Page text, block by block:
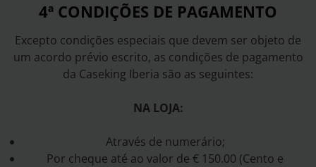
4ª CONDIÇÕES DE PAGAMENTO
Excepto condições especiais que devem ser objeto de
um acordo prévio escrito, as condições de pagamento
da Caseking Iberia são as seguintes:
NA LOJA:
Através de numerário;
Por cheque até ao valor de € 150.00 (Cento e